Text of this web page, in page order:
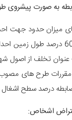
به صورت پیشروی
معنی که می توان در 60
طرح های مصوب
درصد سطح اشغال
اشخاص: